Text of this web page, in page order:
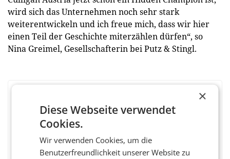
wird sich das Unternehmen noch sehr stark
weiterentwickeln und ich freue mich, dass wir hier
einen Teil der Geschichte miterzählen dürfen“, so
Nina Greimel, Gesellschafterin bei Putz & Stingl.
FacebookTwitter MessengerWhatsAppLinkedIn Teilen
×
Diese Webseite verwendet
Cookies.
Wir verwenden Cookies, um die
Benutzerfreundlichkeit unserer Website zu